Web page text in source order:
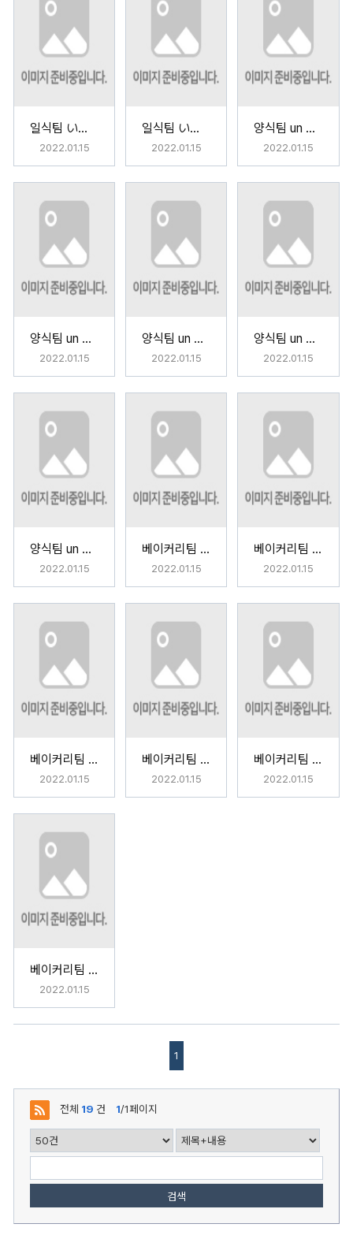
일식팀 いちご-いちえ(이치고 이치에) <부모님께 드리는 선물>
2022.01.15
일식팀 いちご-いちえ(이치고 이치에) <결혼기념일에 만들어 주고 싶은 음식>
2022.01.15
양식팀 un Petit Cadeau
2022.01.15
양식팀 un Petit Cadeau
2022.01.15
양식팀 un Petit Cadeau
2022.01.15
양식팀 un Petit Cadeau
2022.01.15
양식팀 un Petit Cadeau
2022.01.15
베이커리팀 기념일
2022.01.15
베이커리팀 기념일
2022.01.15
베이커리팀 기념일
2022.01.15
베이커리팀 기념일
2022.01.15
베이커리팀 기념일
2022.01.15
베이커리팀 기념일
2022.01.15
1
전체 19 건 1/1페이지
검색